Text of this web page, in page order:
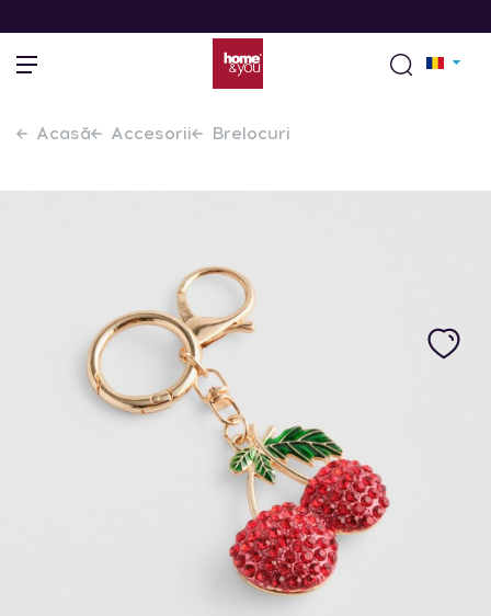
Acasă Accesorii Brelocuri